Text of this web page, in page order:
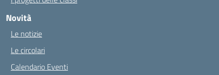
Novità
Le notizie
Le circolari
Calendario Eventi